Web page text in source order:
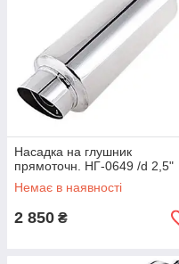
Насадка на глушник
прямоточн. НГ-0649 /d 2,5"
Немає в наявності
2 850 ₴